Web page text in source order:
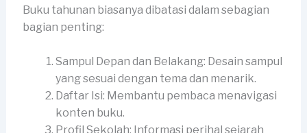
Buku tahunan biasanya dibatasi dalam sebagian
bagian penting:
Sampul Depan dan Belakang: Desain sampul
yang sesuai dengan tema dan menarik.
Daftar Isi: Membantu pembaca menavigasi
konten buku.
Profil Sekolah: Informasi perihal sejarah